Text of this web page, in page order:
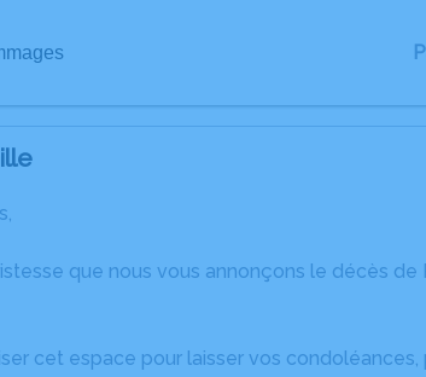
que nous vous annonçons le décès
cet espace pour laisser vos